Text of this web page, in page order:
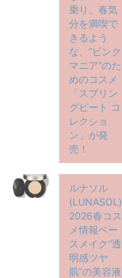
乗り、春気
分を満喫で
きるよう
な、“ピンク
マニア”のた
めのコスメ
「スプリン
グビート コ
レクショ
ン」が発
売！
ルナソル
(LUNASOL)
2026春コス
メ情報ベー
スメイク“透
明感ツヤ
肌”の美容液